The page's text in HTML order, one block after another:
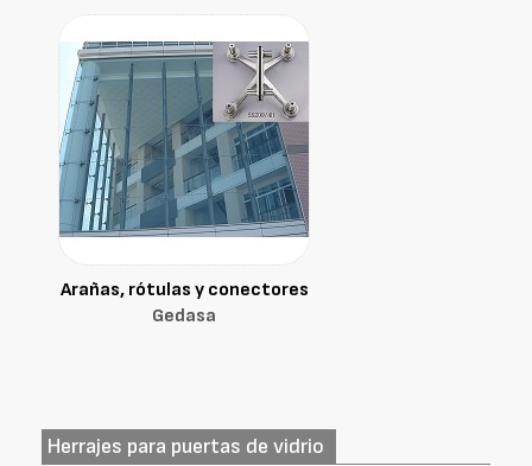
Arañas, rótulas y conectores
Gedasa
Herrajes para puertas de vidrio